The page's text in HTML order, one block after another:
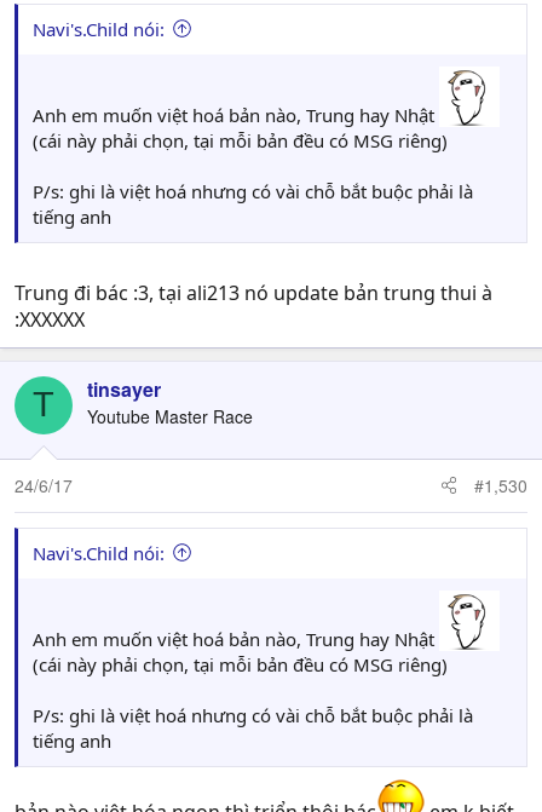
Navi's.Child nói:
Anh em muốn việt hoá bản nào, Trung hay Nhật
(cái này phải chọn, tại mỗi bản đều có MSG riêng)
P/s: ghi là việt hoá nhưng có vài chỗ bắt buộc phải là
tiếng anh
Trung đi bác :3, tại ali213 nó update bản trung thui à
:XXXXXX
T tinsayer
Youtube Master Race
24/6/17 #1,530
Navi's.Child nói:
Anh em muốn việt hoá bản nào, Trung hay Nhật
(cái này phải chọn, tại mỗi bản đều có MSG riêng)
P/s: ghi là việt hoá nhưng có vài chỗ bắt buộc phải là
tiếng anh